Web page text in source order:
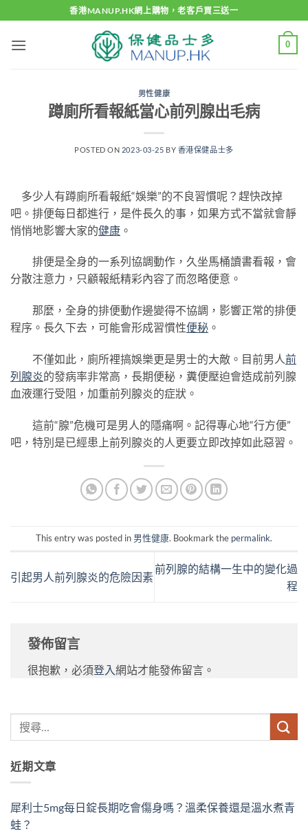
to
content
香港MANUP.HK網上購物，老客戶買三送一
0
男性健康
蹲廁所看報紙當心前列腺出毛病
POSTED ON 2023-03-25 BY 香港保健品士多
多少人有蹲廁所看報紙“娛樂”的不良習慣呢？趕快改掉
吧。排便每日都進行，是件長久的事，如果方式不當就會靜
悄悄地影響大家的健康 。
排便是全身的一系列協調動作，久坐馬桶讀書看報，會
分散注意力，只顧報紙精彩內容了而忽略便意。
那麼，全身的排便動作邊變得不協調，影響正常的排便
程序。長久下去，可能會形成習慣性便秘 。
不僅如此，廁所裡搞娛樂更是男士的大敵。目前男人前
列腺炎的發病率非常高，長期便秘，糞便壓迫會造成前列腺
血液運行受阻，加重前列腺炎的症狀。
這前“腺”危機可是男人的隱痛啊。記得專心地“行方便”
吧，特別是已經患上前列腺炎的人更要立即改掉如此惡習。
This entry was posted in 男性健康. Bookmark the permalink.
引起男人前列腺炎的危險因素
前列腺的結構一生中的變化過
程
發佈留言
很抱歉，必須登入 網站才能發佈留言。
近期文章
犀利士5mg每日錠長期吃會傷身嗎？溫柔保養還是溫水煮青
蛙？